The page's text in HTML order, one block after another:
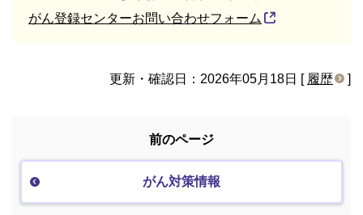
がん登録センターお問い合わせフォーム
更新・確認日：2026年05月18日 [ 履歴 ]
前のページ
がん対策情報